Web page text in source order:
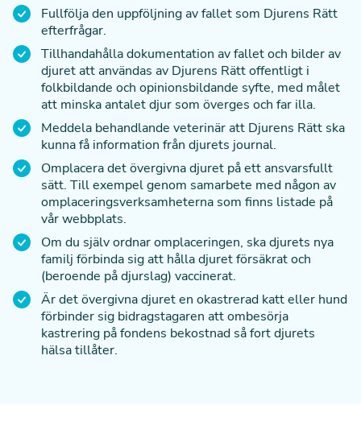
Fullfölja den uppföljning av fallet som Djurens Rätt
efterfrågar.
Tillhandahålla dokumentation av fallet och bilder av
djuret att användas av Djurens Rätt offentligt i
folkbildande och opinionsbildande syfte, med målet
att minska antalet djur som överges och far illa.
Meddela behandlande veterinär att Djurens Rätt ska
kunna få information från djurets journal.
Omplacera det övergivna djuret på ett ansvarsfullt
sätt. Till exempel genom samarbete med någon av
omplaceringsverksamheterna som finns listade på
vår webbplats.
Om du själv ordnar omplaceringen, ska djurets nya
familj förbinda sig att hålla djuret försäkrat och
(beroende på djurslag) vaccinerat.
Är det övergivna djuret en okastrerad katt eller hund
förbinder sig bidragstagaren att ombesörja
kastrering på fondens bekostnad så fort djurets
hälsa tillåter.